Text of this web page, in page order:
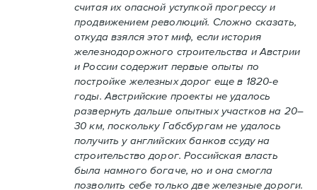
считая их опасной уступкой прогрессу и
продвижением революций. Сложно сказать,
откуда взялся этот миф, если история
железнодорожного строительства и Австрии
и России содержит первые опыты по
постройке железных дорог еще в 1820-е
годы. Австрийские проекты не удалось
развернуть дальше опытных участков на 20–
30 км, поскольку Габсбургам не удалось
получить у английских банков ссуду на
строительство дорог. Российская власть
была намного богаче, но и она смогла
позволить себе только две железные дороги.